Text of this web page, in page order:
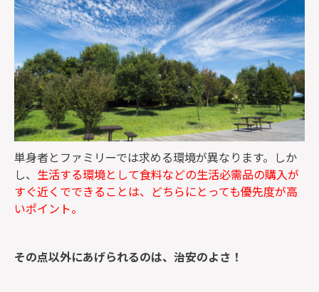
単身者とファミリーでは求める環境が異なります。しか
し、 生活する環境として食料などの生活必需品の購入が
すぐ近くでできることは、どちらにとっても優先度が高
いポイント。
その点以外にあげられるのは、治安のよさ！